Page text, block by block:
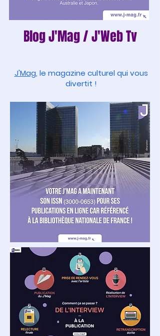
BlogJ'Mag/J'Web Tv
J'Mag, le magazine culturel qui vous
divertit !